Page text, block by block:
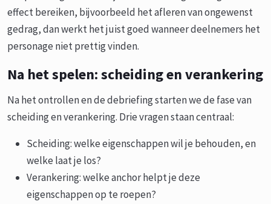
effect bereiken, bijvoorbeeld het afleren van ongewenst
gedrag, dan werkt het juist goed wanneer deelnemers het
personage niet prettig vinden.
Na het spelen: scheiding en verankering
Na het ontrollen en de debriefing starten we de fase van
scheiding en verankering. Drie vragen staan centraal:
Scheiding: welke eigenschappen wil je behouden, en
welke laat je los?
Verankering: welke anchor helpt je deze
eigenschappen op te roepen?